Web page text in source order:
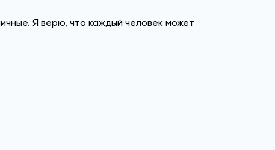
Я верю, что каждый человек может